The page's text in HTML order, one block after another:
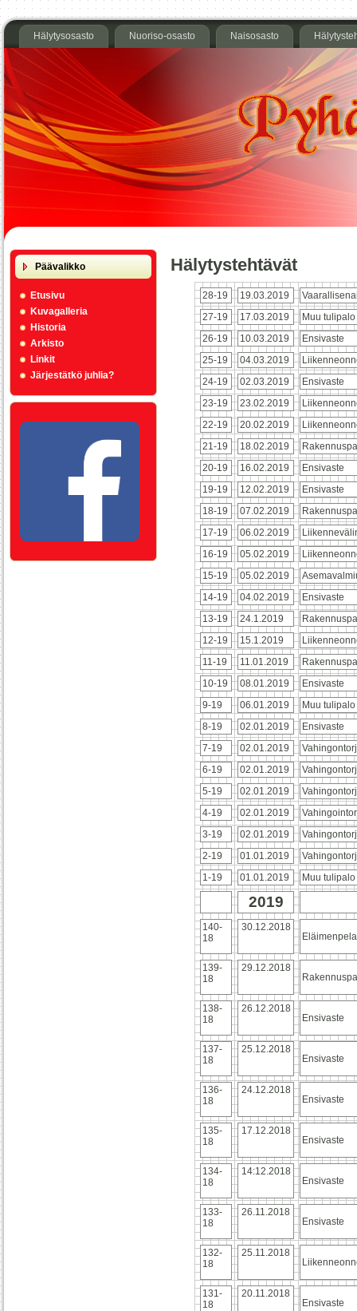
Hälytysosasto Nuoriso-osasto Naisosasto
Päävalikko
Etusivu
Kuvagalleria
Historia
Arkisto
Linkit
Järjestätkö juhlia?
Hälytystehtävät
28-19 19.03.2019
27-19
17.03.2019
Muu tulipalo
26-19
10.03.2019
Ensivaste
25-19
04.03.2019
24-19
02.03.2019
Ensivaste
23-19
23.02.2019
22-19
20.02.2019
21-19
18.02.2019
20-19
16.02.2019
Ensivaste
19-19
12.02.2019
Ensivaste
18-19
07.02.2019
17-19
06.02.2019
16-19
05.02.2019
15-19
05.02.2019
14-19
04.02.2019
Ensivaste
13-19
24.1.2019
12-19
15.1.2019
11-19
11.01.2019
10-19
08.01.2019
Ensivaste
9-19
06.01.2019
Muu tulipalo
8-19
02.01.2019
Ensivaste
7-19
02.01.2019
6-19
02.01.2019
5-19
02.01.2019
4-19
02.01.2019
3-19
02.01.2019
2-19
01.01.2019
1-19
01.01.2019 Muu tulipalo
2019
140-
18
30.12.2018
139-
18
29.12.2018
138-
18
26.12.2018
Ensivaste
137-
18
25.12.2018
Ensivaste
136-
18
24.12.2018
Ensivaste
135-
18
17.12.2018
Ensivaste
134-
18
14:12.2018
Ensivaste
133-
18
26.11.2018
Ensivaste
132-
18
25.11.2018
131-
18
20.11.2018
Ensivaste